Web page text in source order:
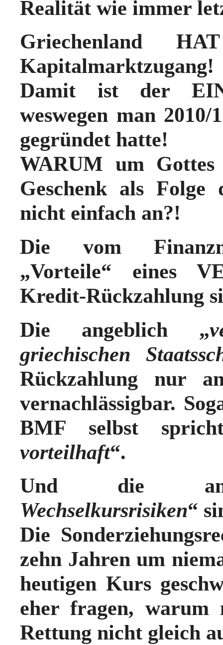
Realität wie immer
Griechenland
Kapitalmarktzugang!
Damit ist der
weswegen man
gegründet hatte!
WARUM um
Geschenk als Folge
nicht einfach an?!
Die vom
„Vorteile“ eines
Kredit-Rückzahlung
Die angeblich „
griechischen
Rückzahlung nur
vernachlässigbar.
BMF selbst
vorteilhaft“.
Und die
Wechselkursrisiken“
Die
zehn Jahren um
heutigen Kurs
eher fragen, warum
Rettung nicht gleich